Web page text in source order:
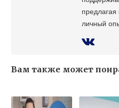
личный
Вам также может